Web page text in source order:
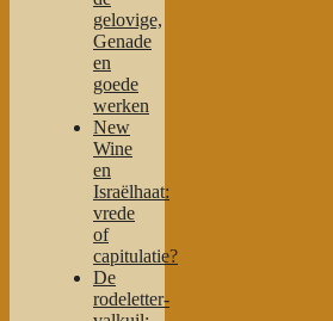
gelovige,
Genade
en
goede
werken
New
Wine
en
Israëlhaat:
vrede
of
capitulatie?
De
rodeletter-